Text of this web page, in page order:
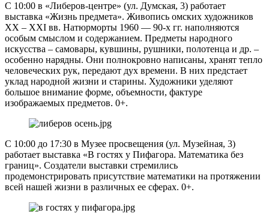
С 10:00 в «Либеров-центре» (ул. Думская, 3) работает
выставка «Жизнь предмета». Живопись омских художников
XX – XXI вв. Натюрморты 1960 — 90-х гг. наполняются
особым смыслом и содержанием. Предметы народного
искусства – самовары, кувшины, рушники, полотенца и др. –
особенно нарядны. Они полнокровно написаны, хранят тепло
человеческих рук, передают дух времени. В них предстает
уклад народной жизни и старины. Художники уделяют
большое внимание форме, объемности, фактуре
изображаемых предметов. 0+.
С 10:00 до 17:30 в Музее просвещения (ул. Музейная, 3)
работает выставка «В гостях у Пифагора. Математика без
границ». Создатели выставки стремились
продемонстрировать присутствие математики на протяжении
всей нашей жизни в различных ее сферах. 0+.